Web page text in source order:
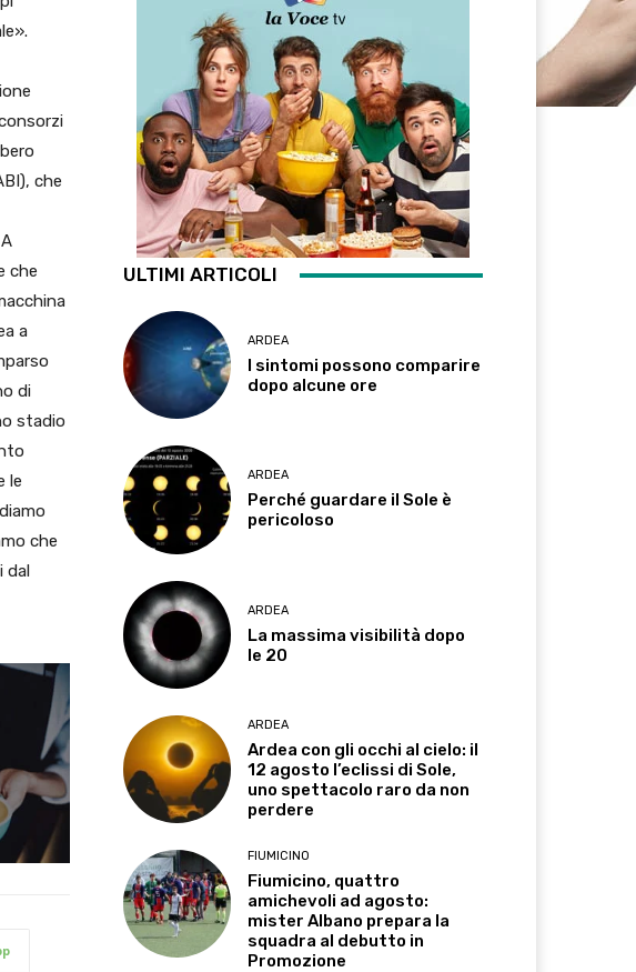
che
che
a
di
stadio
le
che
dal
ULTIMI ARTICOLI
ARDEA
I sintomi possono comparire
dopo alcune ore
ARDEA
Perché guardare il Sole è
pericoloso
ARDEA
La massima visibilità dopo
le 20
ARDEA
Ardea con gli occhi al cielo: il
12 agosto l’eclissi di Sole,
uno spettacolo raro da non
perdere
FIUMICINO
Fiumicino, quattro
amichevoli ad agosto:
mister Albano prepara la
squadra al debutto in
Promozione